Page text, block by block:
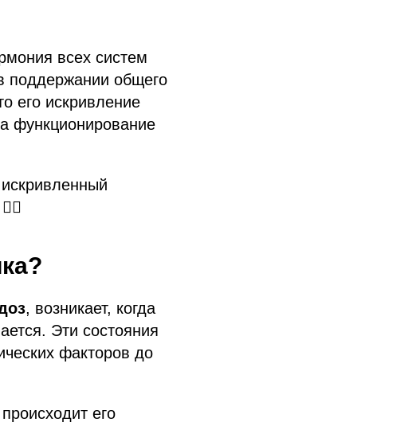
всех систем
поддержании общего
его искривление
функционирование
, возникает, когда
Эти состояния
факторов до
его